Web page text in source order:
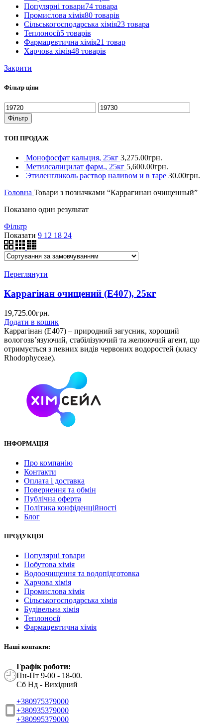
Популярні товари74 товара
Промислова хімія80 товарів
Сільськогосподарська хімія23 товара
Теплоносії5 товарів
Фармацевтична хімія21 товар
Харчова хімія48 товарів
Закрити
Фільтр ціни
Мінімальна
ціна
Найбільша
ціна
Фільтр
ТОП ПРОДАЖ
Монофосфат кальция, 25кг 3,275.00грн.
Метилсалицилат фарм., 25кг 5,600.00грн.
Этиленгликоль раствор наливом и в таре 30.00грн.
Головна Товари з позначками “Каррагинан очищенный”
Показано один результат
Фільтр
Показати 9 12 18 24
Переглянути
Каррагінан очищений (Е407), 25кг
19,725.00грн.
Додати в кошик
Каррагінан (Е407) – природний загусник, хороший
вологозв’язуючий, стабілізуючий та желюючий агент, що
отримується з певних видів червоних водоростей (класу
Rhodophyceae).
ІНФОРМАЦІЯ
Про компанію
Контакти
Оплата і доставка
Повернення та обмін
Публічна оферта
Політика конфіденційності
Блог
ПРОДУКЦІЯ
Популярні товари
Побутова хімія
Водоочищення та водопідготовка
Харчова хімія
Промислова хімія
Сільськогосподарська хімія
Будівельна хімія
Теплоносії
Фармацевтична хімія
Наші контакти:
Графік роботи:
Пн-Пт 9-00 - 18-00.
Сб Нд - Вихідний
+380975379000
+380935379000
+380995379000